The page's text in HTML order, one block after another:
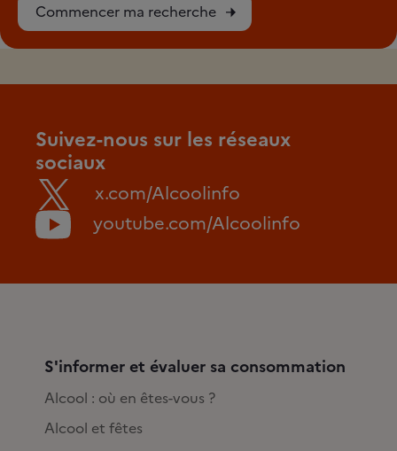
Commencer ma recherche
Suivez-nous sur les réseaux
sociaux
x.com/Alcoolinfo
youtube.com/Alcoolinfo
S'informer et évaluer sa consommation
Alcool : où en êtes-vous ?
Alcool et fêtes